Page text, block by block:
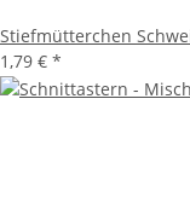
Stiefmütterchen
1,79 € *